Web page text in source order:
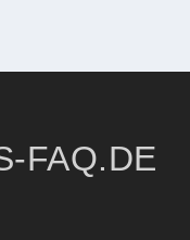
FAQ.DE